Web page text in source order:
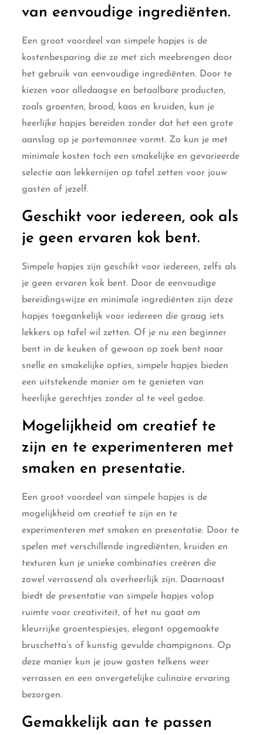
van eenvoudige ingrediënten.
Een groot voordeel van simpele hapjes is de
kostenbesparing die ze met zich meebrengen door
het gebruik van eenvoudige ingrediënten. Door te
kiezen voor alledaagse en betaalbare producten,
zoals groenten, brood, kaas en kruiden, kun je
heerlijke hapjes bereiden zonder dat het een grote
aanslag op je portemonnee vormt. Zo kun je met
minimale kosten toch een smakelijke en gevarieerde
selectie aan lekkernijen op tafel zetten voor jouw
gasten of jezelf.
Geschikt voor iedereen, ook als
je geen ervaren kok bent.
Simpele hapjes zijn geschikt voor iedereen, zelfs als
je geen ervaren kok bent. Door de eenvoudige
bereidingswijze en minimale ingrediënten zijn deze
hapjes toegankelijk voor iedereen die graag iets
lekkers op tafel wil zetten. Of je nu een beginner
bent in de keuken of gewoon op zoek bent naar
snelle en smakelijke opties, simpele hapjes bieden
een uitstekende manier om te genieten van
heerlijke gerechtjes zonder al te veel gedoe.
Mogelijkheid om creatief te
zijn en te experimenteren met
smaken en presentatie.
Een groot voordeel van simpele hapjes is de
mogelijkheid om creatief te zijn en te
experimenteren met smaken en presentatie. Door te
spelen met verschillende ingrediënten, kruiden en
texturen kun je unieke combinaties creëren die
zowel verrassend als overheerlijk zijn. Daarnaast
biedt de presentatie van simpele hapjes volop
ruimte voor creativiteit, of het nu gaat om
kleurrijke groentespiesjes, elegant opgemaakte
bruschetta’s of kunstig gevulde champignons. Op
deze manier kun je jouw gasten telkens weer
verrassen en een onvergetelijke culinaire ervaring
bezorgen.
Gemakkelijk aan te passen